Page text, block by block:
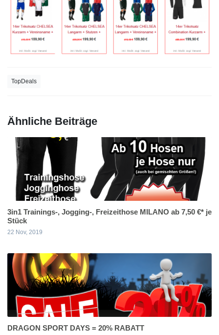
TopDeals
Ähnliche Beiträge
3in1 Trainings-, Jogging-, Freizeithose MILANO ab 7,50 €* je
Stück
22 Nov, 2019
DRAGON SPORT DAYS = 20% RABATT